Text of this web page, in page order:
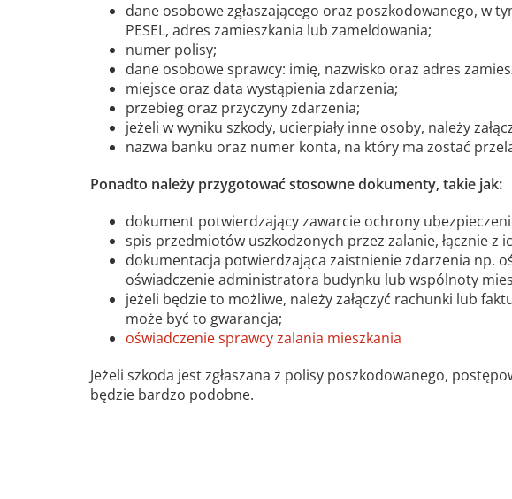
dane osobowe zgłaszającego oraz poszkodowanego, w
PESEL, adres zamieszkania lub zameldowania;
numer polisy;
dane osobowe sprawcy: imię, nazwisko oraz adres
miejsce oraz data wystąpienia zdarzenia;
przebieg oraz przyczyny zdarzenia;
jeżeli w wyniku szkody, ucierpiały inne osoby, należy
nazwa banku oraz numer konta, na który ma zostać
Ponadto należy przygotować stosowne dokumenty, takie jak:
dokument potwierdzający zawarcie ochrony
spis przedmiotów uszkodzonych przez zalanie, łącznie z
dokumentacja potwierdzająca zaistnienie zdarzenia np.
oświadczenie administratora budynku lub wspólnoty
jeżeli będzie to możliwe, należy załączyć rachunki lub
może być to gwarancja;
oświadczenie sprawcy zalania mieszkania
Jeżeli szkoda jest zgłaszana z polisy poszkodowanego,
będzie bardzo podobne.